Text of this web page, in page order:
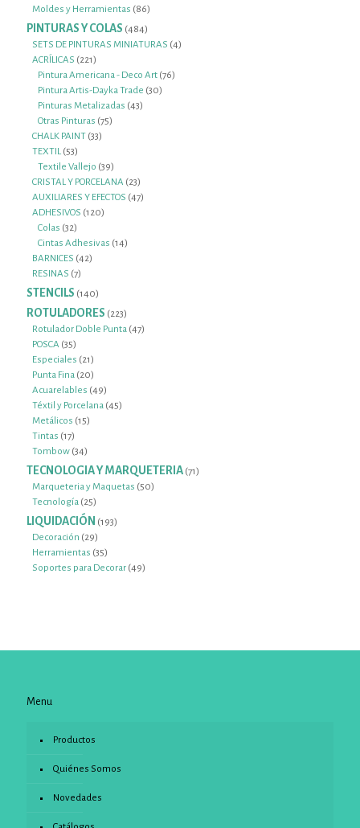
productos
Moldes y Herramientas 8686
PINTURAS Y COLAS 484484
productos
SETS DE PINTURAS MINIATURAS 44
ACRÍLICAS 221221
productos
Pintura Americana - Deco Art 7676
Pintura Artis-Dayka Trade 3030
Pinturas Metalizadas 4343
Otras Pinturas 7575
CHALK PAINT 3333
TEXTIL 5353
productos
Textile Vallejo 3939
productos
CRISTAL Y PORCELANA 2323
productos
AUXILIARES Y EFECTOS 4747
ADHESIVOS 120120
Colas 3232
productos
Cintas Adhesivas 1414
BARNICES 4242
RESINAS 77
productos
STENCILS 140140
productos
ROTULADORES 223223
productos
Rotulador Doble Punta 4747
POSCA 3535
productos
Especiales 2121
productos
Punta Fina 2020
productos
Acuarelables 4949
productos
Téxtil y Porcelana 4545
Metálicos 1515
Tintas 1717
productos
Tombow 3434
productos
TECNOLOGIA Y MARQUETERIA 7171
Marqueteria y Maquetas 5050
Tecnología 2525
productos
LIQUIDACIÓN 193193
Decoración 2929
productos
Herramientas 3535
productos
Soportes para Decorar 4949
Menu
Productos
Quiénes Somos
Novedades